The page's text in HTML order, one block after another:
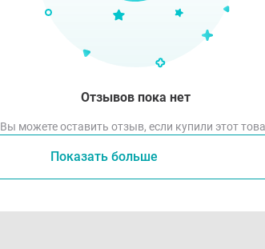
Надевание кепки:
Наденьте кепку на голову
максимальной защиты от
Используйте ремешок на
ремешок до достижения
Отзывов пока нет
Вы можете оставить отзыв, если купили этот
Показать больше